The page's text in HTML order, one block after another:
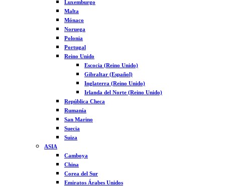
Luxemburgo
Malta
Mónaco
Noruega
Polonia
Portugal
Reino Unido
Escocia (Reino Unido)
Gibraltar (Español)
Inglaterra (Reino Unido)
Irlanda del Norte (Reino Unido)
República Checa
Rumanía
San Marino
Suecia
Suiza
ASIA
Camboya
China
Corea del Sur
Emiratos Árabes Unidos